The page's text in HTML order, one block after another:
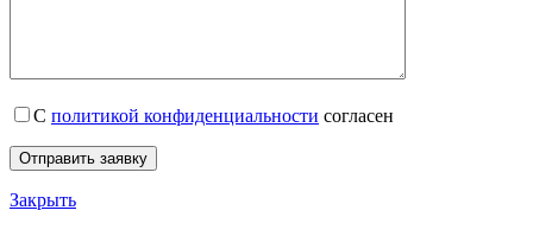
С политикой конфиденциальности согласен
Закрыть